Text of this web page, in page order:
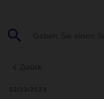
Zurück
02/23/2023